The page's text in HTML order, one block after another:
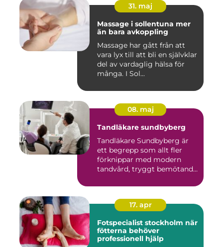
31. maj
Massage i sollentuna mer
än bara avkoppling
Massage har gått från att
vara lyx till att bli en självklar
del av vardaglig hälsa för
många. I Sol...
08. maj
Tandläkare sundbyberg
Tandläkare Sundbyberg är
ett begrepp som allt fler
förknippar med modern
tandvård, tryggt bemötande
17. apr
Fotspecialist stockholm när
fötterna behöver
professionell hjälp